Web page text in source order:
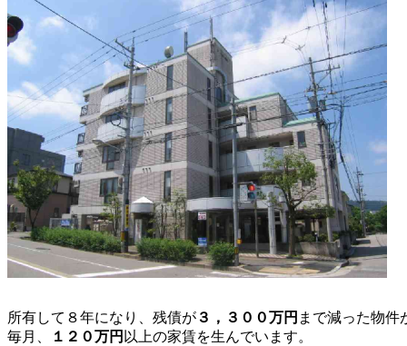
所有して８年になり、残債が ３，３００万円 まで減った物件
毎月、
１２０万円 以上の家賃を生んでいます。